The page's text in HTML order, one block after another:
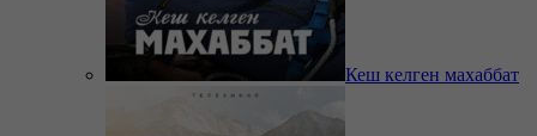
Кеш келген махаббат